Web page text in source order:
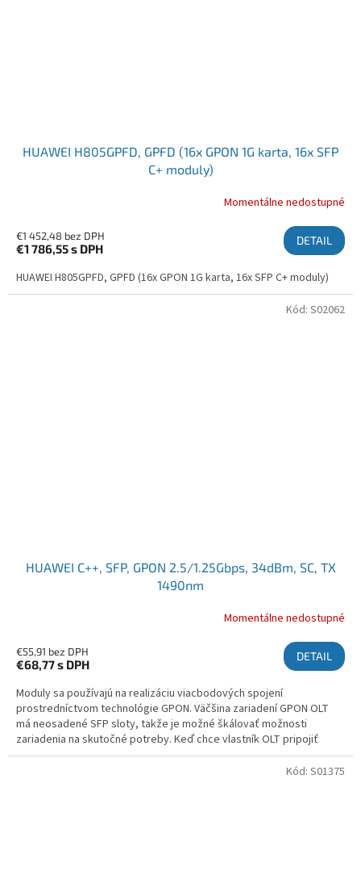
HUAWEI H805GPFD, GPFD (16x GPON 1G karta, 16x SFP
C+ moduly)
Momentálne nedostupné
€1 452,48 bez DPH
€1 786,55s DPH
DETAIL
HUAWEI H805GPFD, GPFD (16x GPON 1G karta, 16x SFP C+ moduly)
HUAWEI C++, SFP, GPON 2.5/1.25Gbps, 34dBm, SC, TX
1490nm
Momentálne nedostupné
€55,91 bez DPH
€68,77s DPH
DETAIL
Moduly sa používajú na realizáciu viacbodových spojení
prostredníctvom technológie GPON. Väčšina zariadení GPON OLT
má neosadené SFP sloty, takže je možné škálovať možnosti
zariadenia na skutočné potreby. Keď chce vlastník OLT pripojiť
novú...
Kód: S02062
Kód: S01375